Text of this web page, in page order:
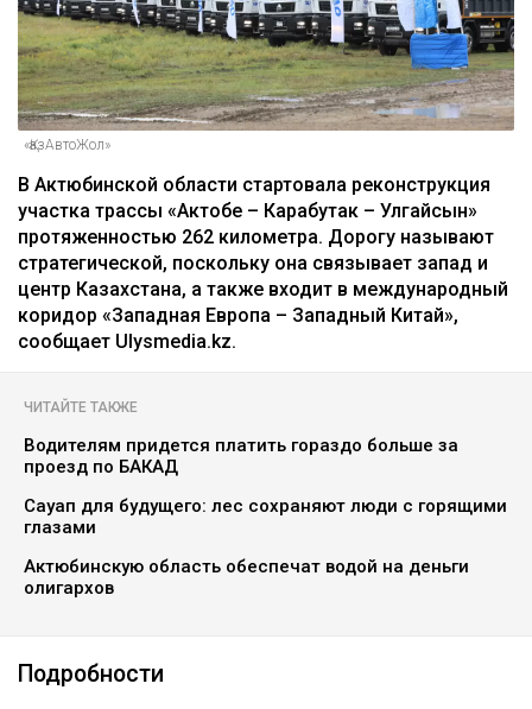
«ҚазАвтоЖол»
В Актюбинской области стартовала реконструкция
участка трассы «Актобе – Карабутак – Улгайсын»
протяженностью 262 километра. Дорогу называют
стратегической, поскольку она связывает запад и
центр Казахстана, а также входит в международный
коридор «Западная Европа – Западный Китай»,
сообщает Ulysmedia.kz.
ЧИТАЙТЕ ТАКЖЕ
Водителям придется платить гораздо больше за
проезд по БАКАД
Сауап для будущего: лес сохраняют люди с горящими
глазами
Актюбинскую область обеспечат водой на деньги
олигархов
Подробности